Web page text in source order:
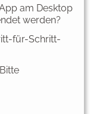
am Desktop
werden?
für-Schritt-